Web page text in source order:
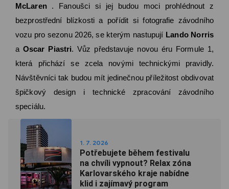
McLaren . Fanoušci si jej budou moci prohlédnout z
bezprostřední blízkosti a pořídit si fotografie závodního
vozu pro sezonu 2026, se kterým nastupují Lando Norris
aOscar Piastri. Vůz představuje novou éru Formule 1,
která přichází se zcela novými technickými pravidly.
Návštěvníci tak budou mít jedinečnou příležitost obdivovat
špičkový design i technické zpracování závodního
speciálu.
1. 7. 2026
Potřebujete během festivalu
na chvíli vypnout? Relax zóna
Karlovarského kraje nabídne
klid i zajímavý program